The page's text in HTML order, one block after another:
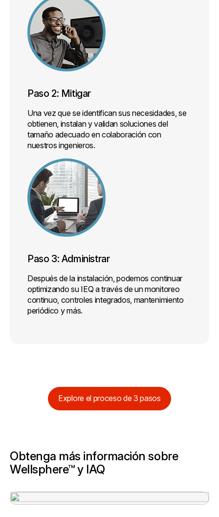
Paso 2: Mitigar
Una vez que se identifican sus necesidades, se
obtienen, instalan y validan soluciones del
tamaño adecuado en colaboración con
nuestros ingenieros.
Paso 3: Administrar
Después de la instalación, podemos continuar
optimizando su IEQ a través de un monitoreo
continuo, controles integrados, mantenimiento
periódico y más.
Explore el proceso de 3 pasos
Obtenga más información sobre
Wellsphere™ y IAQ